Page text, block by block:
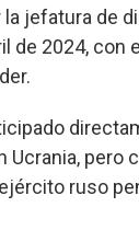
jefatura de
de 2024, con
Ucrania, pero
ruso